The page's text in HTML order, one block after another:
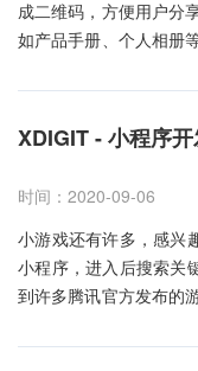
成二维码，方便用户分
如产品手册、个人相册
88 二维码生成器制作
1、图片二维码可以将
的图片组件提供多种图
图片设置成带有缩略图
业需求。图片二维码可
构、甚至是房地产公司
户展示自己的工作和成
传册等商业印刷材料、
XDIGIT - 小程序
时间：2020-09-06
小游戏还有许多，感兴
小程序，进入后搜索关
到许多腾讯官方发布的
程序开发定制游戏，仅